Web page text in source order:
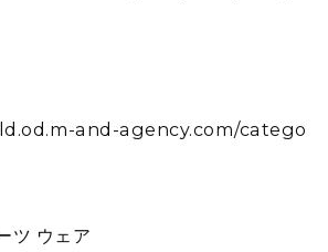
and-agency.com/catego
ツ ウェア